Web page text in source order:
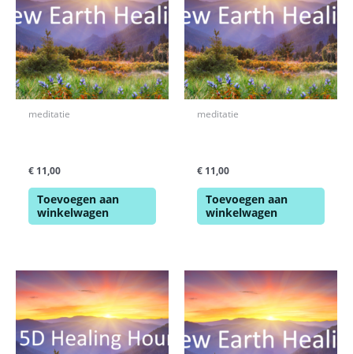
meditatie
€ 11,00
Toevoegen aan
winkelwagen
meditatie
€ 11,00
Toevoegen aan
winkelwagen